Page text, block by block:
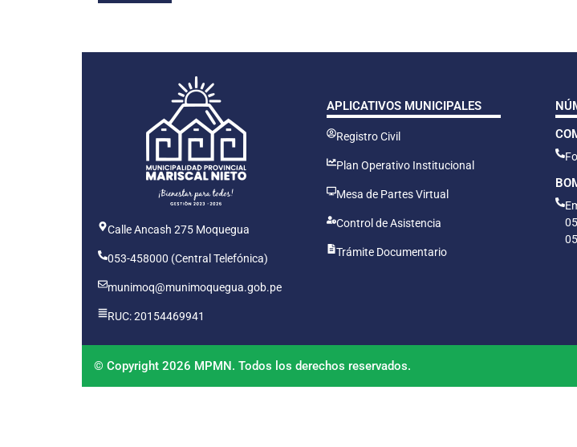
Calle Ancash 275 Moquegua
053-458000 (Central Telefónica)
munimoq@munimoquegua.gob.pe
RUC: 20154469941
APLICATIVOS MUNICIPALES
Registro Civil
Plan Operativo Institucional
Mesa de Partes Virtual
Control de Asistencia
Trámite Documentario
© Copyright 2026 MPMN. Todos los derechos reservados.